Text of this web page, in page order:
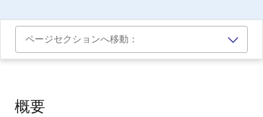
ページセクションへ移動：
概要